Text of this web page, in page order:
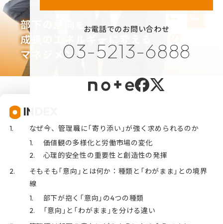
健康経営の取り組み
プライバシーポリシー
情報セキュリティポリシー
お電話でのお問い合わせ
03-5213-6888
INDEX
なぜ今、管理職に「寄り添い」が強く求められるのか
価値観の多様化と労働市場の変化
心理的安全性の重要性と創造性の発揮
そもそも「意向」とは何か：種類と「わがまま」との境界
線
部下が抱く「意向」の4つの種類
「意向」と「わがまま」を分ける違い